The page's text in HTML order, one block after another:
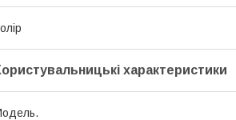
характеристики